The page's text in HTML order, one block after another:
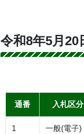
令和8年5月20
通番 入札区分
1 一般(電子)